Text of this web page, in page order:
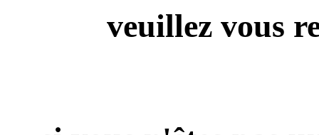
veuillez vous